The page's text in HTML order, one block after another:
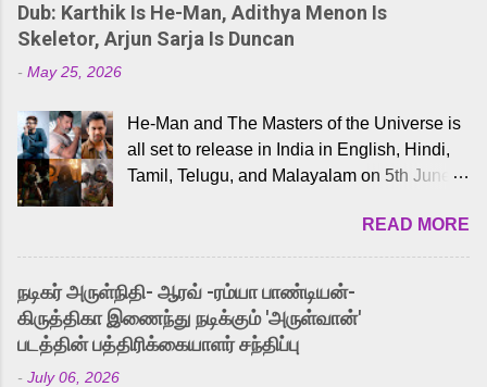
Dub: Karthik Is He-Man, Adithya Menon Is
Skeletor, Arjun Sarja Is Duncan
- May 25, 2026
He-Man and The Masters of the Universe is
all set to release in India in English, Hindi,
Tamil, Telugu, and Malayalam on 5th June,
received a lot of love from cult He-Man fans
and offered audiences an exciting glimpse
into the world of Eternia, the recently
released Tamil trailer has also generated
strong excitement among Tamil audiences.
Adding to the growing buzz is the film’s
READ MORE
நடிகர் அருள்நிதி- ஆரவ் -ரம்யா பாண்டியன்-
கிருத்திகா இணைந்து நடிக்கும் 'அருள்வான்'
படத்தின் பத்திரிக்கையாளர் சந்திப்பு
- July 06, 2026